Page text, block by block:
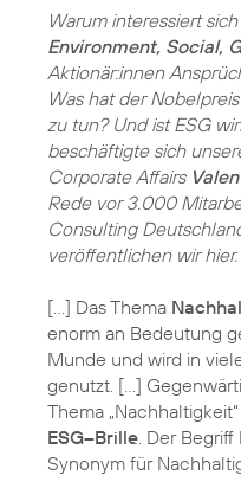
Warum interessiert
Environment, Social,
Aktionär:innen
Was hat der
zu tun? Und ist ESG
beschäftigte sich
Corporate Affairs
Rede vor 3.000
Consulting
veröffentlichen wir hier.
[…] Das Thema
enorm an Bedeutung
Munde und wird in
genutzt. […]
Thema
ESG–Brille . Der
Synonym für